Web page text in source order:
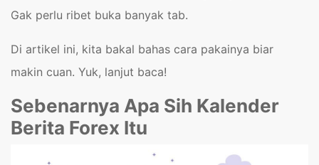
Gak perlu ribet buka banyak tab.
Di artikel ini, kita bakal bahas cara pakainya biar
makin cuan. Yuk, lanjut baca!
Sebenarnya Apa Sih Kalender
Berita Forex Itu